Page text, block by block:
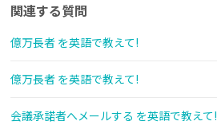
関連する質問
億万長者 を英語で教えて!
億万長者 を英語で教えて!
会議承諾者へメールする を英語で教えて!